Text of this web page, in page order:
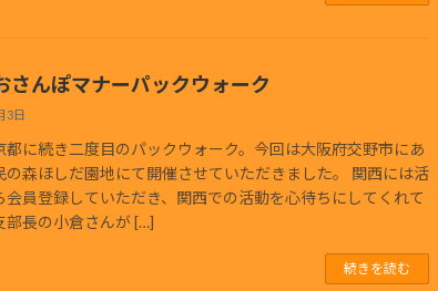
さんぽマナーパックウォーク
3日
都に続き二度目のパックウォーク。今回は大阪府交野市にあ
の森ほしだ園地にて開催させていただきました。 関西には活
会員登録していただき、関西での活動を心待ちにしてくれて
部長の小倉さんが […]
続きを読む